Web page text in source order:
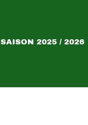
SAISON 2025 / 2026